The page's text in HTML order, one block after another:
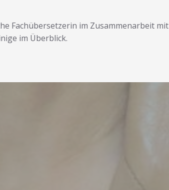
Fachübersetzerin im Zusammenarbeit mit
im Überblick.